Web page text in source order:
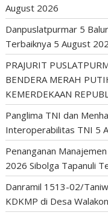
August 2026
Danpuslatpurmar 5
Terbaiknya 5 August
PRAJURIT
BENDERA MERAH
KEMERDEKAAN
Panglima TNI dan
Interoperabilitas TNI 5
Penanganan
2026 Sibolga Tapanuli
Danramil 1513-02/
KDKMP di Desa